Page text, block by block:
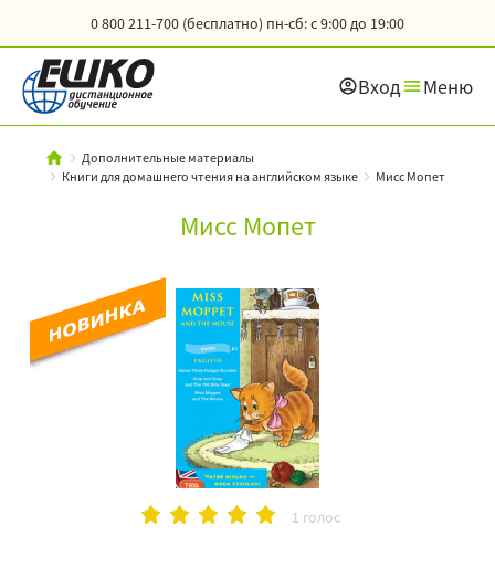
0 800 211-700 (бесплатно) пн-сб: с 9:00 до 19:00
Вход Меню
Дополнительные материалы
Книги для домашнего чтения на английском языке
Мисс Мопет
Мисс Мопет
1 голос